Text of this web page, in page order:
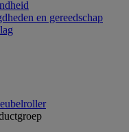
en gereedschap